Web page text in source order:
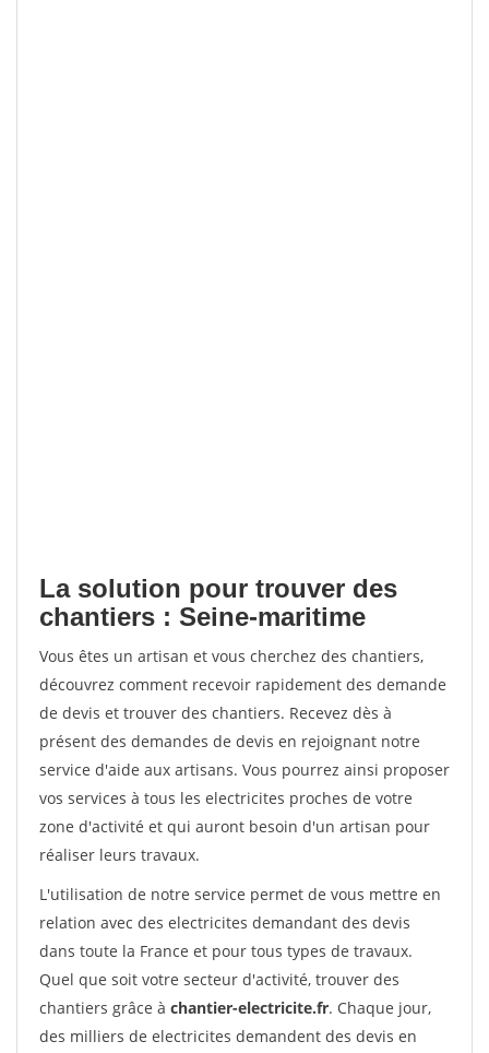
La solution pour trouver des
chantiers : Seine-maritime
Vous êtes un artisan et vous cherchez des chantiers,
découvrez comment recevoir rapidement des demande
de devis et trouver des chantiers. Recevez dès à
présent des demandes de devis en rejoignant notre
service d'aide aux artisans. Vous pourrez ainsi proposer
vos services à tous les electricites proches de votre
zone d'activité et qui auront besoin d'un artisan pour
réaliser leurs travaux.
L'utilisation de notre service permet de vous mettre en
relation avec des electricites demandant des devis
dans toute la France et pour tous types de travaux.
Quel que soit votre secteur d'activité, trouver des
chantiers grâce à chantier-electricite.fr. Chaque jour,
des milliers de electricites demandent des devis en